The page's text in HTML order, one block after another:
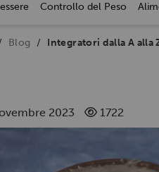
Controllo del Peso
Blog Integratori dalla A alla
2023 1722